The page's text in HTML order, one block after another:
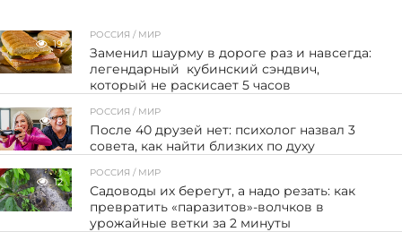
19
РОССИЯ / МИР
Заменил шаурму в дороге раз и навсегда:
легендарный кубинский сэндвич,
который не раскисает 5 часов
8
РОССИЯ / МИР
После 40 друзей нет: психолог назвал 3
совета, как найти близких по духу
12
РОССИЯ / МИР
Садоводы их берегут, а надо резать: как
превратить «паразитов»-волчков в
урожайные ветки за 2 минуты